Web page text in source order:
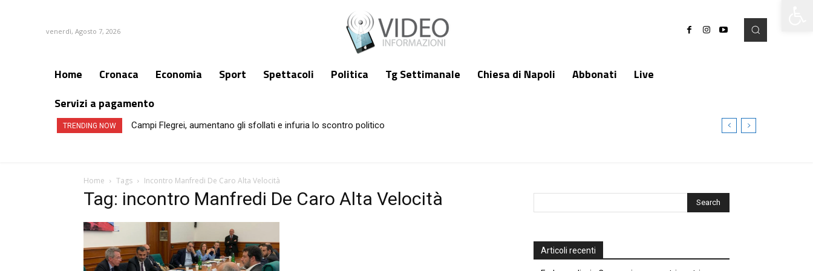
venerdì, Agosto 7, 2026
Home Cronaca Economia Sport Spettacoli Politica Tg Settimanale Chiesa di Napoli Abbonati
Live
Servizi a pagamento
TRENDING NOW Campi Flegrei, aumentano gli sfollati e infuria lo scontro politico
Home Tags Incontro Manfredi De Caro Alta Velocità
Tag: incontro Manfredi De Caro Alta Velocità
Articoli recenti